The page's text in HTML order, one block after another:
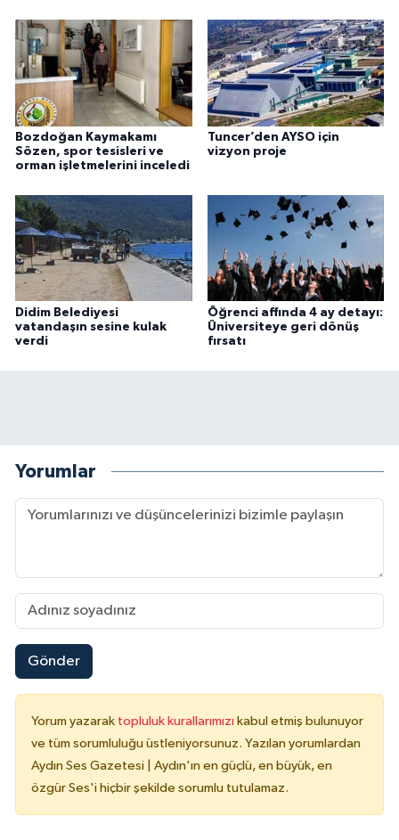
Bozdoğan Kaymakamı
Sözen, spor tesisleri ve
orman işletmelerini inceledi
Tuncer’den AYSO için
vizyon proje
Didim Belediyesi
vatandaşın sesine kulak
verdi
Öğrenci affında 4 ay detayı:
Üniversiteye geri dönüş
fırsatı
Yorumlar
Gönder
Yorum yazarak topluluk kurallarımızı kabul etmiş bulunuyor
ve tüm sorumluluğu üstleniyorsunuz. Yazılan yorumlardan
Aydın Ses Gazetesi | Aydın'ın en güçlü, en büyük, en
özgür Ses'i hiçbir şekilde sorumlu tutulamaz.